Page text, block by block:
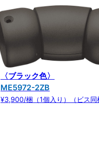
〈ブラック色〉
ME5972-2ZB
¥3,900/梱（1個入り）（ビス同